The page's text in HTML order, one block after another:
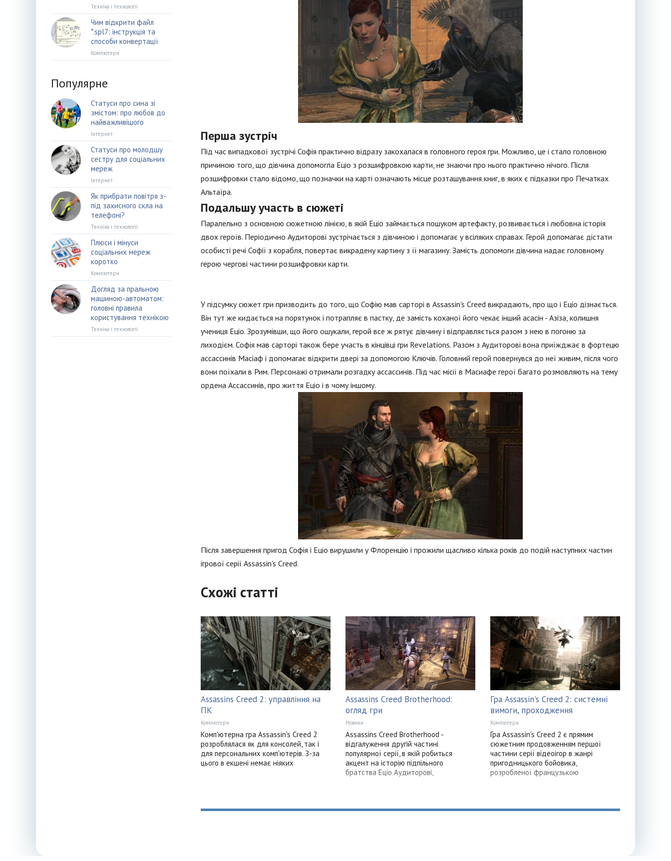
Перша зустріч
Під час випадкової зустрічі Софія практично відразу закохалася в головного героя гри. Можливо, це і стало головною
причиною того, що дівчина допомогла Еціо з розшифровкою карти, не знаючи про нього практично нічого. Після
розшифровки стало відомо, що позначки на карті означають місце розташування книг, в яких є підказки про Печатках
Альтаїра.
Подальшу участь в сюжеті
Паралельно з основною сюжетною лінією, в якій Еціо займається пошуком артефакту, розвивається і любовна історія
двох героїв. Періодично Аудиторові зустрічається з дівчиною і допомагає у всіляких справах. Герой допомагає дістати
особисті речі Софії з корабля, повертає викрадену картину з її магазину. Замість допомоги дівчина надає головному
герою чергові частини розшифровки карти.
У підсумку сюжет гри призводить до того, що Софію мав сарторі в Assassin's Creed викрадають, про що і Еціо дізнається.
Він тут же кидається на порятунок і потрапляє в пастку, де замість коханої його чекає інший асасін - Азіза, колишня
учениця Еціо. Зрозумівши, що його ошукали, герой все ж рятує дівчину і відправляється разом з нею в погоню за
лиходієм. Софія мав сарторі також бере участь в кінцівці гри Revelations. Разом з Аудиторові вона приїжджає в фортецю
ассассинів Масіаф і допомагає відкрити двері за допомогою Ключів. Головний герой повернувся до неї живим, після чого
вони поїхали в Рим. Персонажі отримали розгадку ассассинів. Під час місії в Масиафе герої багато розмовляють на тему
ордена Ассассинів, про життя Еціо і в чому іншому.
Після завершення пригод Софія і Еціо вирушили у Флоренцію і прожили щасливо кілька років до подій наступних частин
ігрової серії Assassin's Creed.
Схожі статті
Assassins Creed 2: управління на
ПК
Компютери
Комп'ютерна гра Assassin's Creed 2
розроблялася як для консолей, так і
для персональних комп'ютерів. З-за
цього в екшені немає ніяких
Assassins Creed Brotherhood:
огляд гри
Новини
Assassins Creed Brotherhood -
відгалуження другій частині
популярної серії, в якій робиться
акцент на історію підпільного
братства Еціо Аудиторові,
Гра Assassin's Creed 2: системні
вимоги, проходження
Компютери
Гра Assassin's Creed 2 є прямим
сюжетним продовженням першої
частини серії відеоігор в жанрі
пригодницького бойовика,
розробленої французькою
Техніка і технології
Чим відкрити файл
*.spl7: інструкція та
способи конвертації
Компютери
Популярне
Статуси про сина зі
змістом: про любов до
найважливішого
Інтернет
Статуси про молодшу
сестру для соціальних
мереж
Інтернет
Як прибрати повітря з-
під захисного скла на
телефоні?
Техніка і технології
Плюси і мінуси
соціальних мереж
коротко
Компютери
Догляд за пральною
машиною-автоматом:
головні правила
користування технікою
Техніка і технології